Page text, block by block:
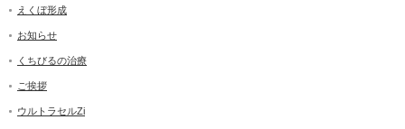
えくぼ形成
お知らせ
くちびるの治療
ご挨拶
ウルトラセルZi